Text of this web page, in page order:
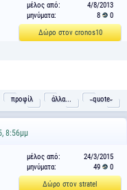
μέλος από:
4/8/2013
μηνύματα:
8
0
Δώρο στον cronos10
προφίλ άλλα... ˵quote˶
8:56μμ
μέλος από:
24/3/2015
μηνύματα:
49
0
Δώρο στον stratel